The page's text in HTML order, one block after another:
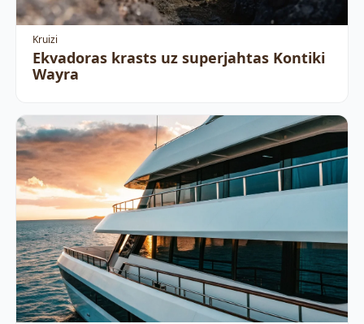
Kruizi
Ekvadoras krasts uz superjahtas Kontiki
Wayra